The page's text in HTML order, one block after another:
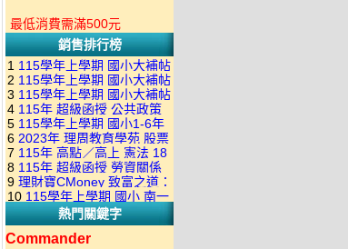
最低消費需滿500元
銷售排行榜
1 115學年上學期 國小大補帖
南一版 國語+數學+社會+生活
+自然 1-6年級 教學光碟DVD
版(3DVD)
2 115學年上學期 國小大補帖
康軒版 國語+數學+社會+生活
+自然 1-6年級 教學光碟DVD
版(3DVD)
3 115學年上學期 國小大補帖
翰林版 國語+數學+社會+生活
+自然 1-6年級 教學光碟DVD
版(3DVD)
4 115年 超級函授 公共政策
22堂課+總複習 張楚老師 含
PDF講義 函授DVD(9DVD)
5 115學年上學期 國小1-6年
級 習作解答(含康軒.南一.翰林
全版本.全科目)合輯版 DVD版
6 2023年 理周教育學苑 股票
當沖煉金術 主講：朱家泓 國
語發音 DVD版
7 115年 高點／高上 憲法 18
堂課 宗台大老師 含PDF講義
函授DVD(8DVD)【適用於律
師司法考試】
8 115年 超級函授 勞資關係
概要 11堂課+總複習 陸川老
師 含PDF講義 函授
DVD(5DVD)
9 理財寶CMoney 致富之道：
上班族飆股攻略班 主講：朱
家泓+林穎 國語發音 DVD版
10 115學年上學期 國小 南一
版 教師手冊(全年級、全領域)
教學光碟DVD版
熱門關鍵字
Commander